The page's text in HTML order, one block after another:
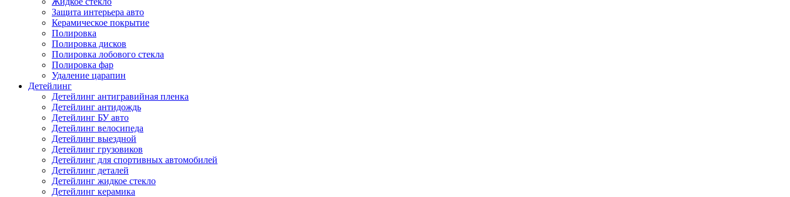
Защита интерьера авто
Керамическое покрытие
Полировка
Полировка дисков
Полировка лобового стекла
Полировка фар
Удаление царапин
Детейлинг
Детейлинг антигравийная пленка
Детейлинг антидождь
Детейлинг БУ авто
Детейлинг велосипеда
Детейлинг выездной
Детейлинг грузовиков
Детейлинг для спортивных автомобилей
Детейлинг деталей
Детейлинг жидкое стекло
Детейлинг керамика